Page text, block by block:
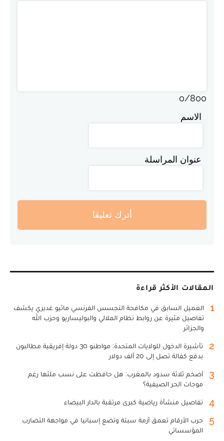
0/800
الاسم
عنوان المراسلة
أترك تعليقا
المقالات الأكثر قراءة
1
العميل السابق في مكافحة التجسس الفرنسي ماثيو غديري يكشف
تفاصيل مثيرة عن روابط نظام الملالي والبوليساريو وحزب الله
والجزائر
2
تأشيرة الدخول للولايات المتحدة: مواطنو 30 دولة إفريقية مطالبون
بدفع كفالة تصل إلى 20 ألف دولار
3
أضخم ثلاثة سدود بالمغرب: هل حافظت على نسب ملئها رغم
موجات الحر الصيفية؟
4 تفاصيل منشأة رياضية كبرى مرتقبة بالدار البيضاء
5
حرب الأرقام تعمق أزمة سبتة وتضع إسبانيا في مواجهة التضارب
المؤسساتي